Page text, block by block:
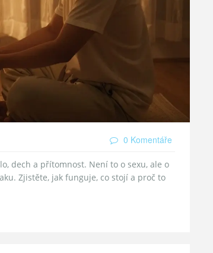
0 Komentáře
dech a přítomnost. Není to o sexu, ale o
Zjistěte, jak funguje, co stojí a proč to